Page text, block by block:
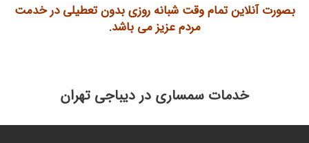
بصورت آنلاین تمام وقت شبانه روزی بدون تعطیلی در خدمت
مردم عزیز می باشد.
خدمات سمساری در دیباجی تهران